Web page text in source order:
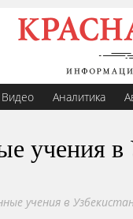
Видео Аналитика
учения в
учения в